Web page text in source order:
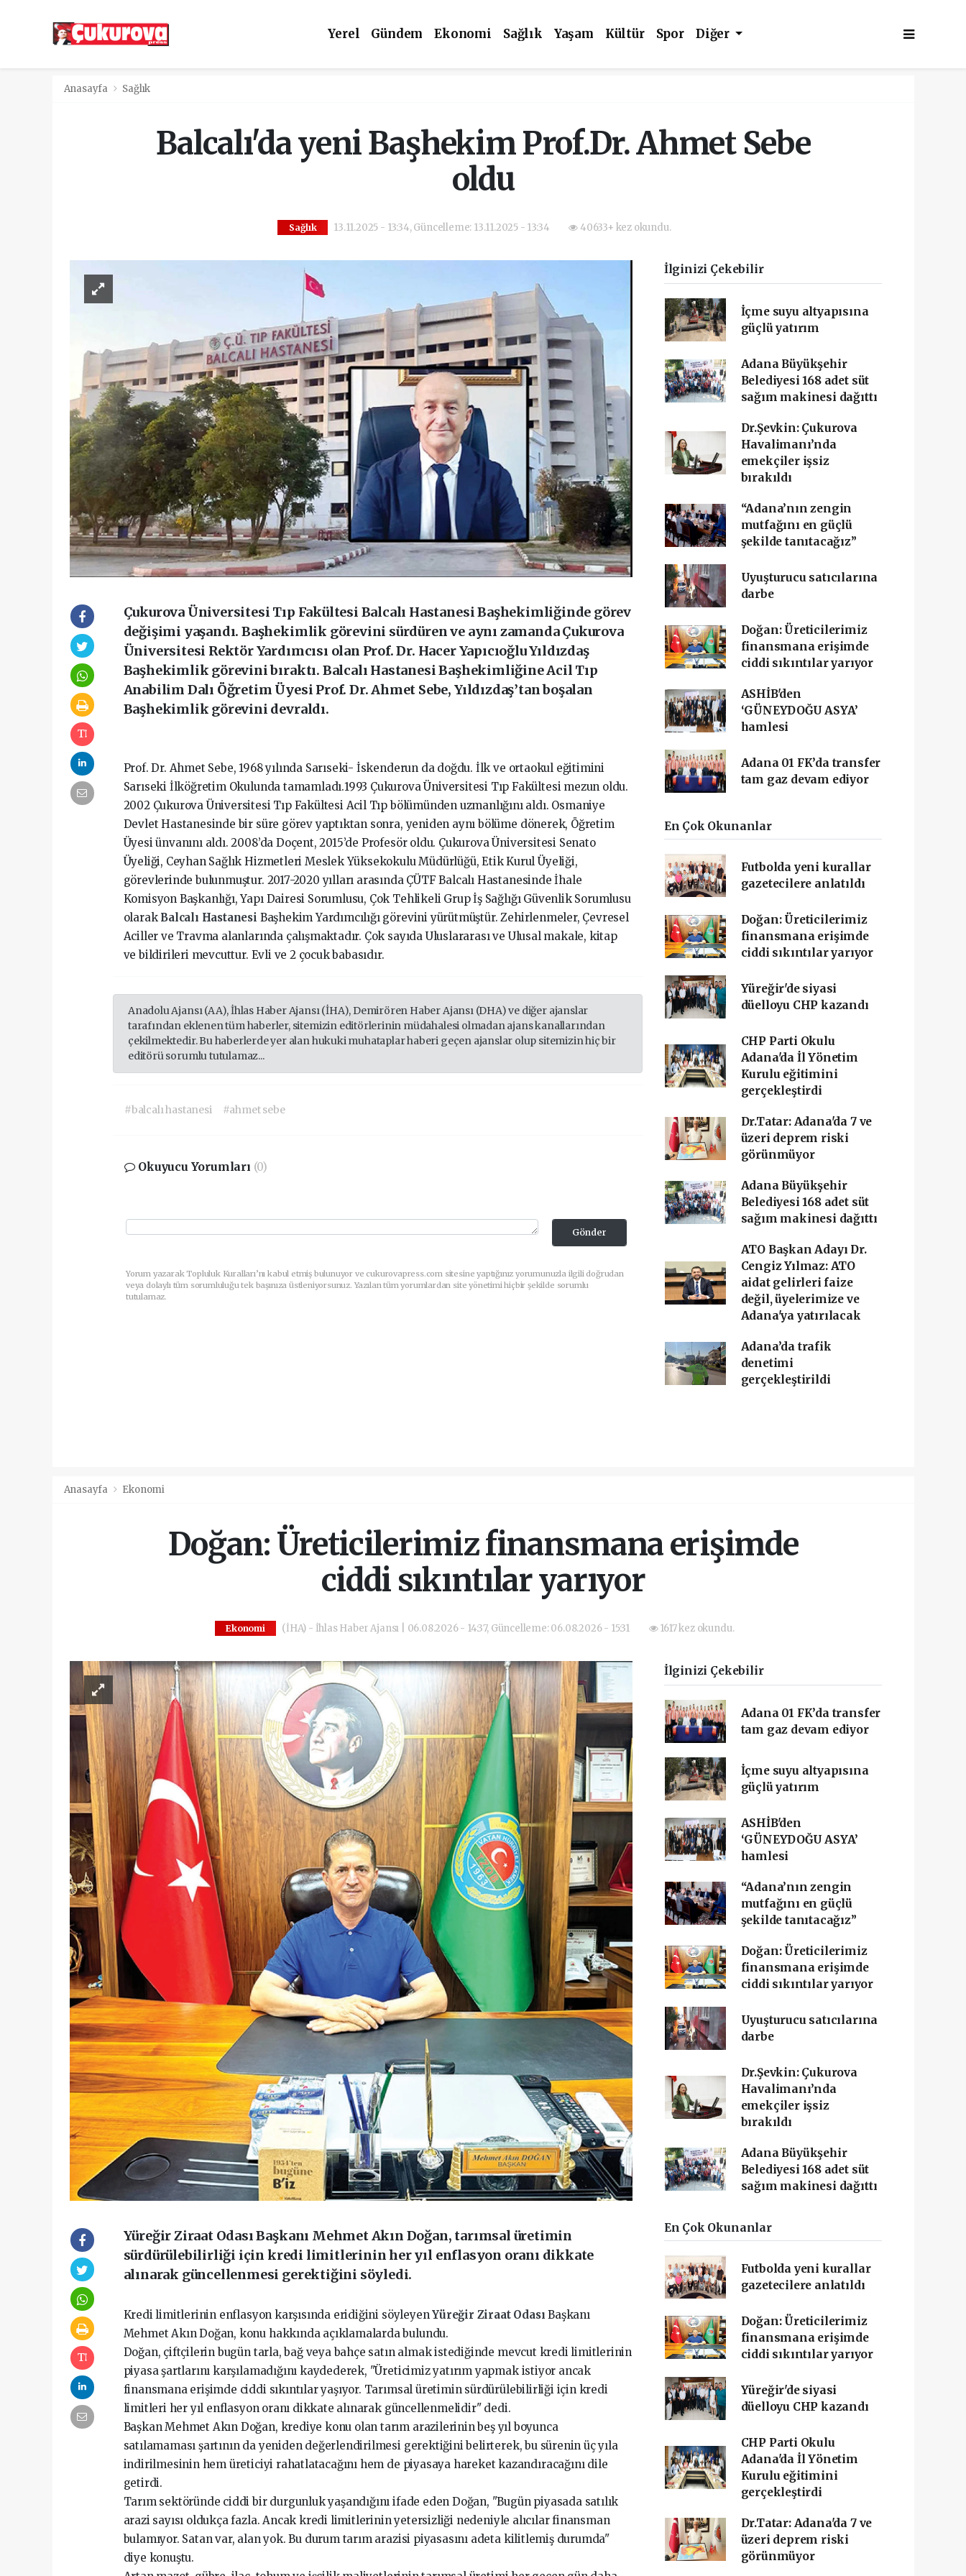
Yerel Gündem Ekonomi Sağlık Yaşam Kültür Spor Diğer
Anasayfa Sağlık
Balcalı'da yeni Başhekim Prof.Dr. Ahmet Sebe
oldu
Sağlık 13.11.2025 - 13:34, Güncelleme: 13.11.2025 - 13:34 40633+ kez okundu.
Çukurova Üniversitesi Tıp Fakültesi Balcalı Hastanesi Başhekimliğinde görev
değişimi yaşandı. Başhekimlik görevini sürdüren ve aynı zamanda Çukurova
Üniversitesi Rektör Yardımcısı olan Prof. Dr. Hacer Yapıcıoğlu Yıldızdaş
Başhekimlik görevini bıraktı. Balcalı Hastanesi Başhekimliğine Acil Tıp
Anabilim Dalı Öğretim Üyesi Prof. Dr. Ahmet Sebe, Yıldızdaş’tan boşalan
Başhekimlik görevini devraldı.
Prof. Dr. Ahmet Sebe, 1968 yılında Sarıseki- İskenderun da doğdu. İlk ve ortaokul eğitimini
Sarıseki İlköğretim Okulunda tamamladı.1993 Çukurova Üniversitesi Tıp Fakültesi mezun oldu.
2002 Çukurova Üniversitesi Tıp Fakültesi Acil Tıp bölümünden uzmanlığını aldı. Osmaniye
Devlet Hastanesinde bir süre görev yaptıktan sonra, yeniden aynı bölüme dönerek, Öğretim
Üyesi ünvanını aldı. 2008’da Doçent, 2015’de Profesör oldu. Çukurova Üniversitesi Senato
Üyeliği, Ceyhan Sağlık Hizmetleri Meslek Yüksekokulu Müdürlüğü, Etik Kurul Üyeliği,
görevlerinde bulunmuştur. 2017-2020 yılları arasında ÇÜTF Balcalı Hastanesinde İhale
Komisyon Başkanlığı, Yapı Dairesi Sorumlusu, Çok Tehlikeli Grup İş Sağlığı Güvenlik Sorumlusu
olarak Balcalı Hastanesi Başhekim Yardımcılığı görevini yürütmüştür. Zehirlenmeler, Çevresel
Aciller ve Travma alanlarında çalışmaktadır. Çok sayıda Uluslararası ve Ulusal makale, kitap
ve bildirileri mevcuttur. Evli ve 2 çocuk babasıdır.
Anadolu Ajansı (AA), İhlas Haber Ajansı (İHA), Demirören Haber Ajansı (DHA) ve diğer ajanslar
tarafından eklenen tüm haberler, sitemizin editörlerinin müdahalesi olmadan ajans kanallarından
çekilmektedir. Bu haberlerde yer alan hukuki muhataplar haberi geçen ajanslar olup sitemizin hiç bir
editörü sorumlu tutulamaz...
#balcalı hastanesi #ahmet sebe
Okuyucu Yorumları (0)
Gönder
Yorum yazarak Topluluk Kuralları’nı kabul etmiş bulunuyor ve cukurovapress.com sitesine yaptığınız yorumunuzla ilgili doğrudan
veya dolaylı tüm sorumluluğu tek başınıza üstleniyorsunuz. Yazılan tüm yorumlardan site yönetimi hiçbir şekilde sorumlu
tutulamaz.
İlginizi Çekebilir
İçme suyu altyapısına
güçlü yatırım
Adana Büyükşehir
Belediyesi 168 adet süt
sağım makinesi dağıttı
Dr.Şevkin: Çukurova
Havalimanı’nda
emekçiler işsiz
bırakıldı
“Adana’nın zengin
mutfağını en güçlü
şekilde tanıtacağız”
Uyuşturucu satıcılarına
darbe
Doğan: Üreticilerimiz
finansmana erişimde
ciddi sıkıntılar yarıyor
ASHİB'den
‘GÜNEYDOĞU ASYA’
hamlesi
Adana 01 FK’da transfer
tam gaz devam ediyor
En Çok Okunanlar
Futbolda yeni kurallar
gazetecilere anlatıldı
Doğan: Üreticilerimiz
finansmana erişimde
ciddi sıkıntılar yarıyor
Yüreğir'de siyasi
düelloyu CHP kazandı
CHP Parti Okulu
Adana'da İl Yönetim
Kurulu eğitimini
gerçekleştirdi
Dr.Tatar: Adana'da 7 ve
üzeri deprem riski
görünmüyor
Adana Büyükşehir
Belediyesi 168 adet süt
sağım makinesi dağıttı
ATO Başkan Adayı Dr.
Cengiz Yılmaz: ATO
aidat gelirleri faize
değil, üyelerimize ve
Adana'ya yatırılacak
Adana’da trafik
denetimi
gerçekleştirildi
Anasayfa Ekonomi
Doğan: Üreticilerimiz finansmana erişimde
ciddi sıkıntılar yarıyor
Ekonomi (İHA) - İhlas Haber Ajansı | 06.08.2026 - 14:37, Güncelleme: 06.08.2026 - 15:31 1617 kez okundu.
Yüreğir Ziraat Odası Başkanı Mehmet Akın Doğan, tarımsal üretimin
sürdürülebilirliği için kredi limitlerinin her yıl enflasyon oranı dikkate
alınarak güncellenmesi gerektiğini söyledi.
Kredi limitlerinin enflasyon karşısında eridiğini söyleyenYüreğir Ziraat OdasıBaşkanı
Mehmet Akın Doğan, konu hakkında açıklamalarda bulundu.
Doğan, çiftçilerin bugün tarla, bağ veya bahçe satın almak istediğinde mevcut kredi limitlerinin
piyasa şartlarını karşılamadığını kaydederek, "Üreticimiz yatırım yapmak istiyor ancak
finansmana erişimde ciddi sıkıntılar yaşıyor. Tarımsal üretimin sürdürülebilirliği için kredi
limitleri her yıl enflasyon oranı dikkate alınarak güncellenmelidir" dedi.
Başkan Mehmet Akın Doğan, krediye konu olan tarım arazilerinin beş yıl boyunca
satılamaması şartının da yeniden değerlendirilmesi gerektiğini belirterek, bu sürenin üç yıla
indirilmesinin hem üreticiyi rahatlatacağını hem de piyasaya hareket kazandıracağını dile
getirdi.
Tarım sektöründe ciddi bir durgunluk yaşandığını ifade eden Doğan, "Bugün piyasada satılık
arazi sayısı oldukça fazla. Ancak kredi limitlerinin yetersizliği nedeniyle alıcılar finansman
bulamıyor. Satan var, alan yok. Bu durum tarım arazisi piyasasını adeta kilitlemiş durumda"
diye konuştu.
İlginizi Çekebilir
Adana 01 FK’da transfer
tam gaz devam ediyor
İçme suyu altyapısına
güçlü yatırım
ASHİB'den
‘GÜNEYDOĞU ASYA’
hamlesi
“Adana’nın zengin
mutfağını en güçlü
şekilde tanıtacağız”
Doğan: Üreticilerimiz
finansmana erişimde
ciddi sıkıntılar yarıyor
Uyuşturucu satıcılarına
darbe
Dr.Şevkin: Çukurova
Havalimanı’nda
emekçiler işsiz
bırakıldı
Adana Büyükşehir
Belediyesi 168 adet süt
sağım makinesi dağıttı
En Çok Okunanlar
Futbolda yeni kurallar
gazetecilere anlatıldı
Doğan: Üreticilerimiz
finansmana erişimde
ciddi sıkıntılar yarıyor
Yüreğir'de siyasi
düelloyu CHP kazandı
CHP Parti Okulu
Adana'da İl Yönetim
Kurulu eğitimini
gerçekleştirdi
Dr.Tatar: Adana'da 7 ve
üzeri deprem riski
görünmüyor